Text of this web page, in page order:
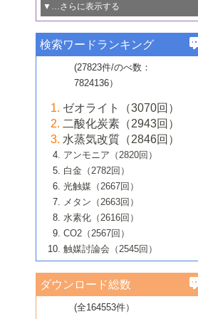
6号 ヘテロ接合界面
B号 第135回触媒討論会（2025年）
6号 参照触媒委員会からのお知らせ
B号 第133回触媒討論会（2023年）
5号 生体触媒によるエネルギー変換反応
6号 窒素とリンの循環のための触媒・機
能性材料
若き触媒の研究者たち～（1）
若き触媒の研究者たち～（2）
6号 石油のノーブル・ユースを志向した
触媒技術
大学：オンライン・対面開催）
5号 情報学的手法を用いた触媒開発
6号 カーボンニュートラルに向けた電解
技術
B号 第127回触媒討論会（2021年・オン
ライン開催(Zoom)のみ）
3号 水処理のための触媒化学
4号 光触媒を用いた水分解の最新の研究
動向
5号 次世代の触媒プロセスを支えるマイ
6号 メタン転換技術の最新動向
B号 第125回触媒討論会（2020年・工学
院大学）
関わる触媒開発動向
3号 精密高分子合成に関する最近の研究
動向
4号 バイオマス化成品製造のための触媒
5号 固体触媒による含窒素有機化合物変
換の最前線
6号 貴金属使用量低減に向けた自動車排
ガス浄化触媒の開発
B号 第123回触媒討論会（2019年・大阪
2号 二酸化炭素からの有用化学品合成
3号 ナノ粒子・クラスター触媒の最前線
4号 60周年記念企画
5号 進化するゼオライト合成技術
6号 非貴金属系触媒における電気化学的
B号 第121回触媒討論会（2018年・東京
大学）
1号 いたるところに，触媒
最先端技術
3号 無機分離膜材料の開発と触媒反応プ
ロセスへの適用
5号 水素のふるまいを解き明かす最先端
研究
6号 低級アルカンの有効利用のための触
媒技術
B号 第119回触媒討論会（2017年・首都
大学東京）
▼…さらに表示する
1号 ユニークな構造の高分子を生み出す触
2号 リグニンからの化成品製造に向けた触
媒技術
3号 触媒研究の最先端～とびたて若き研究
者たち～（1）
4号 触媒研究の最先端～とびたて若き研究
者たち～（2）
5号 触媒研究の最先端～とびたて若き研究
者たち～（3）
6号 イオニクス材料と燃料電池・電解合成
の最新の研究動向
B号 第117回触媒討論会（2016年・大阪府
立大学）
▼57巻（2015年）
1号 水素キャリアにかかわる触媒技術の新
2号 石油精製用触媒の最近の進展
3号 固体酸化物形燃料電池（SOFC）におけ
るアノード触媒上での燃料直接改質技術
4号 コアシェル構造の制御による触媒機能
5号 工業触媒およびその周辺技術の最近の
進歩
6号 ナノシート
B号 第115回触媒討論会（2015年・成蹊大
▼56巻（2014年）
2号 光触媒反応機構に関する最新の研究動
向
開発動向
4号 人工光合成に向けた近年のアプローチ
5号 未利用熱エネルギーの有効活用に貢献
する触媒技術
6号 ポリオキソメタレート
B号 第113回触媒討論会（2014年・ロワジ
ールホテル豊橋）
1号 高耐久性燃料電池システム用触媒にお
ける新展開
2号 リビングラジカル重合の最近の動向
3号 天然ガスの化学工業的展開に関する触
媒技術
4号 貴金属触媒の精密構造制御とその活用
5号 バイオマス化成品製造のための固体触
6号 ナノ空間─吸着状態解析から新機能開拓
B号 第111回触媒討論会（2013年・関西大
▼54巻（2012年）
1号 規則性多孔体の利用技術における最近
の進歩
2号 第109回触媒討論会
3号 貴金属低減技術の最新動向
4号 貴金属代替技術の最新動向
5号 光触媒による物質変換反応の新展開
6号 グラフェン
7号 水素を利用する化成品合成の新潮流
▼53巻（2011年）
1号 金属学から見る合金触媒の新展開
2号 第107回触媒討論会
3号 触媒のその場観察法の進歩（１）
4号 触媒のその場観察法の進歩（２）
5号 不活性結合の触媒的活性化による有機
合成
6号 新しい固体酸触媒技術
7号 ゼオライト合成における最近の進歩
▼52巻（2010年）
1号 触媒の劣化対策と長寿命触媒開発
2号 第105回触媒討論会
3号 ナノ構造が拓く新機能
4号 活性サイトおよびその環境の精密な設
計による触媒の高機能化
5号 触媒を有効に使うための技術
7号 有機分子触媒による精密有機合成
1号 炭素材料－熱い注目を集める材料－
2号 第103回触媒討論会
3号 環境浄化用光触媒の現状と課題
4号 水素社会の実現に向けた水素製造・貯
蔵技術の進歩
5号 CO2が関わる触媒・材料
▼50巻（2008年）
1号 触媒化学と学会のこの10年，半世紀，
そして未来
2号 第101回触媒討論会
4号 錯体を利用したユニークな表面構造の
構築と機能
▼49巻（2007年）
1号 含フッ素化合物の合成と触媒
2号 第99回触媒討論会
3号 実用的ファインケミカル合成プロセス
を実現する触媒
▼48巻（2006年）
1号 固体酸触媒の最近の進歩
2号 第97回触媒討論会
3号 リビング重合触媒の最近の展開
1号 最近の触媒担体とその効果
2号 第95回触媒討論会
▼46巻（2004年）
1号 部分酸化反応触媒の最前線
▼45巻（2003年）
検索ワードランキング
(27823件/のべ数：
7824136）
ゼオライト（3070回）
二酸化炭素（2943回）
水蒸気改質（2846回）
アンモニア（2820回）
白金（2782回）
光触媒（2667回）
メタン（2663回）
水素化（2616回）
CO2（2567回）
触媒討論会（2545回）
ダウンロード総数
(全164553件）